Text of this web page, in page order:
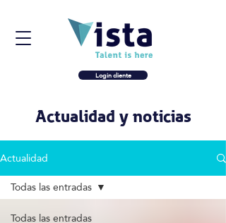
Login cliente
Actualidad y noticias
Actualidad
Todas las entradas
Todas las entradas